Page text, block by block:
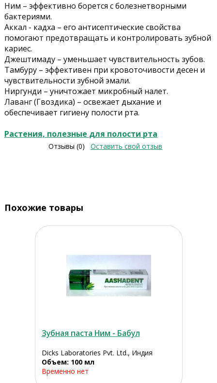
Ним – эффективно борется с болезнетворными
бактериями.
Аккал - кадха – его антисептические свойства
помогают предотвращать и контролировать зубной
кариес.
Джештимаду – уменьшает чувствительность зубов.
Тамбуру – эффективен при кровоточивости десен и
чувствительности зубной эмали.
Ниргунди – уничтожает микробный налет.
Лаванг (Гвоздика) – освежает дыхание и
обеспечивает гигиену полости рта.
Растения, полезные для полости рта
Отзывы (0) Оставить свой отзыв
Похожие товары
Зубная паста Ним - Бабул
Dicks Laboratories Pvt. Ltd., Индия
Объем: 100 мл
Временно нет